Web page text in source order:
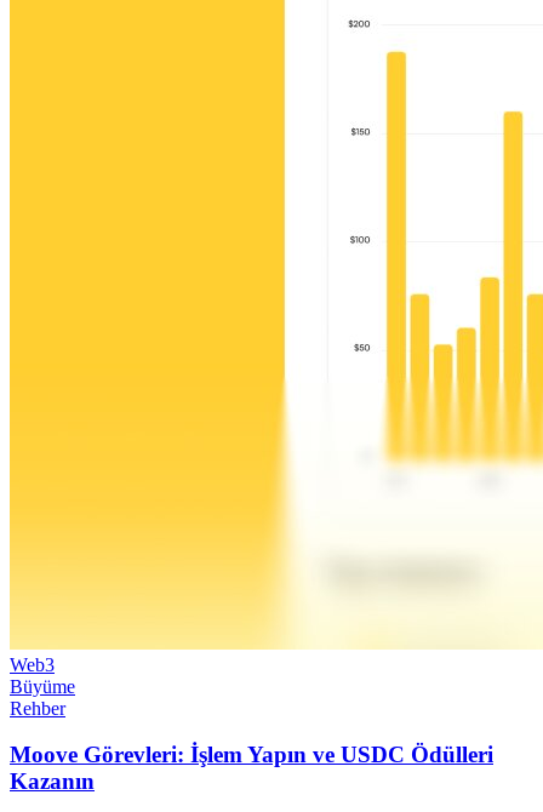
Web3
Büyüme
Rehber
Moove Görevleri: İşlem Yapın ve USDC Ödülleri
Kazanın